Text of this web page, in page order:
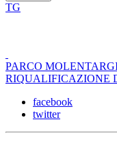
TG
PARCO
RIQUALIFICAZIONE
facebook
twitter